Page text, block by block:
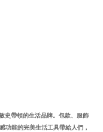
史帶領的生活品牌。包款、服飾
功能的完美生活工具帶給人們，